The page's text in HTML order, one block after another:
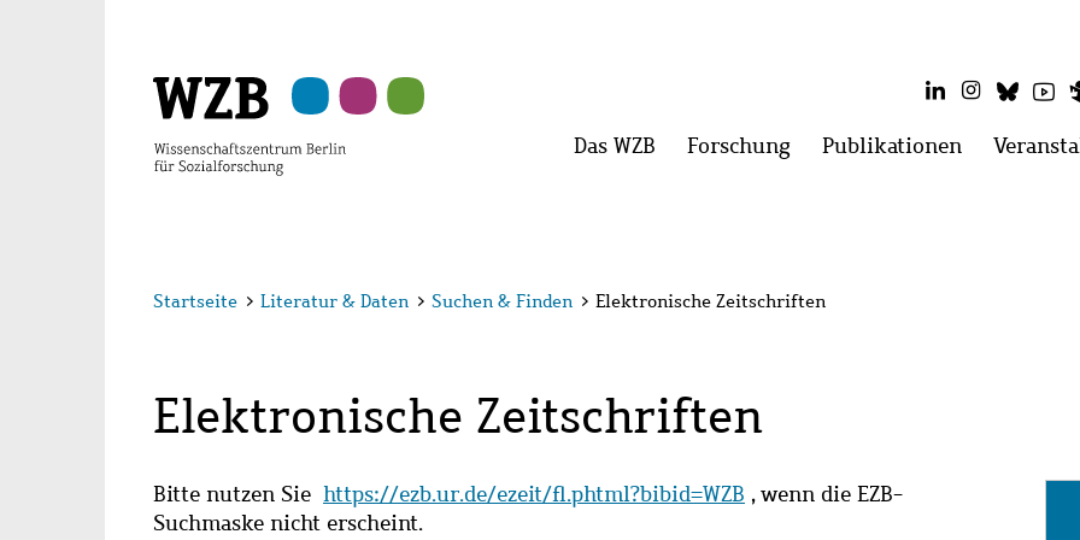
LinkedInInstagram
Hauptmenü
Das WZB Menü
Forschung Menü
Publikationen Menü
Startseite > Literatur & Daten > Suchen & Finden > Elektronische Zeitschriften
Elektronische Zeitschriften
Bitte nutzen Sie https://ezb.ur.de/ezeit/fl.phtml?bibid=WZB , wenn die EZB-
Suchmaske nicht erscheint.